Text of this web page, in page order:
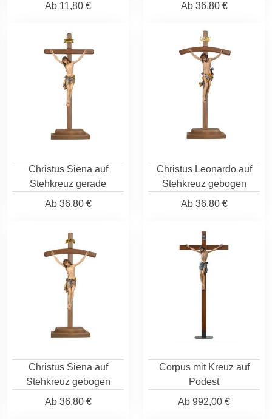
Ab 11,80 €
Ab36,80 €
Christus Siena auf
Stehkreuz gerade
Ab36,80 €
Christus Leonardo auf
Stehkreuz gebogen
Ab36,80 €
Christus Siena auf
Stehkreuz gebogen
Ab36,80 €
Corpus mit Kreuz auf
Podest
Ab 992,00 €